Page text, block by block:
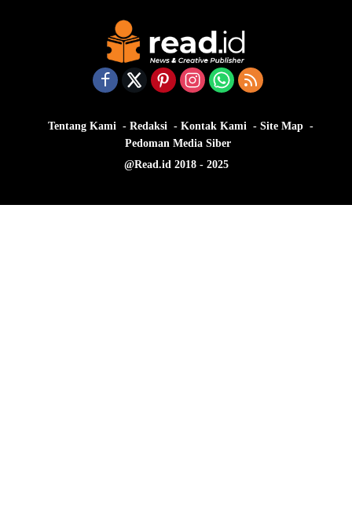
Tentang Kami Redaksi Kontak Kami
Site Map
Pedoman Media Siber
@Read.id 2018 - 2025